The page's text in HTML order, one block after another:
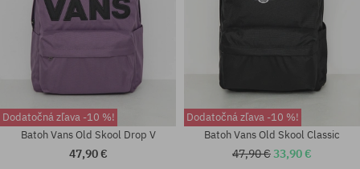
Dodatočná zľava -10 %!
Batoh Vans Old Skool Drop V
47,90 €
Dodatočná zľava -10 %!
Batoh Vans Old Skool Classic
47,90 €33,90 €